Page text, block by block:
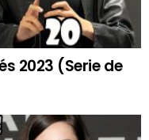
2023 (Serie de